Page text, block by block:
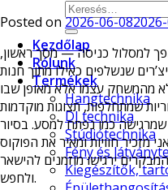
Kezdőlap
Rólunk
Termékek
Hangtechnika
DJ technika
Stúdiótechnika
Fény és
Kiegészítők,
Posted on 2026-06-08
למסלול כניסה — מסך ראשון,
שנשלפים כאילו מתוך חנות
מהמשחק עצמו אלא מאופן שבו
שמתחלפות, תצוגות מוקדמות
כמו נפתח למסע. בסיור
מזכיר חוויות ומאיר את הפוקוס
ירגישו מוזמנים להישאר
ולחפש.